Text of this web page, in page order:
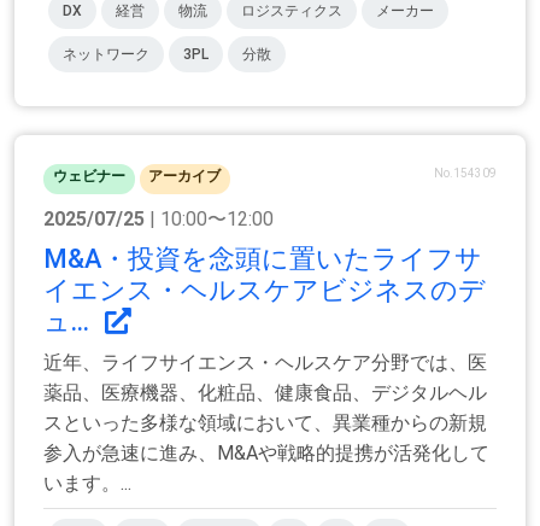
DX 経営 物流 ロジスティクス メーカー
ネットワーク 3PL 分散
ウェビナー アーカイブ No.154309
2025/07/25 | 10:00〜12:00
M&A・投資を念頭に置いたライフサ
イエンス・ヘルスケアビジネスのデ
ュ...
近年、ライフサイエンス・ヘルスケア分野では、医
薬品、医療機器、化粧品、健康食品、デジタルヘル
スといった多様な領域において、異業種からの新規
参入が急速に進み、M&Aや戦略的提携が活発化して
います。...